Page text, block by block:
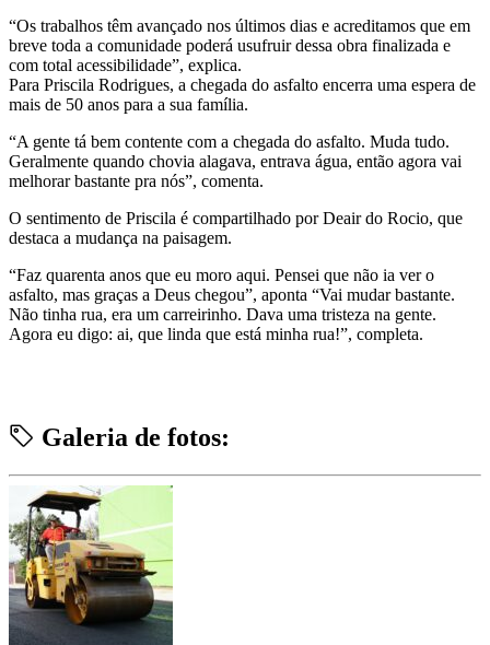
“Os trabalhos têm avançado nos últimos dias e acreditamos que em
breve toda a comunidade poderá usufruir dessa obra finalizada e
com total acessibilidade”, explica.
Para Priscila Rodrigues, a chegada do asfalto encerra uma espera de
mais de 50 anos para a sua família.
“A gente tá bem contente com a chegada do asfalto. Muda tudo.
Geralmente quando chovia alagava, entrava água, então agora vai
melhorar bastante pra nós”, comenta.
O sentimento de Priscila é compartilhado por Deair do Rocio, que
destaca a mudança na paisagem.
“Faz quarenta anos que eu moro aqui. Pensei que não ia ver o
asfalto, mas graças a Deus chegou”, aponta “Vai mudar bastante.
Não tinha rua, era um carreirinho. Dava uma tristeza na gente.
Agora eu digo: ai, que linda que está minha rua!”, completa.
Galeria de fotos: